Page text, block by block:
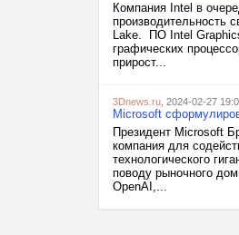
Компания Intel в
производительность
Lake. ПО Intel
графических
прирост...
3Dnews.ru , 2024-02-27
Microsoft
Президент Microsoft
компания для
технологического
поводу рыночного
OpenAI,...